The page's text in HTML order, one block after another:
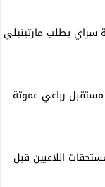
سراي يطلب مارتينيلي
رباعي عموتة
اللاعبين قبل